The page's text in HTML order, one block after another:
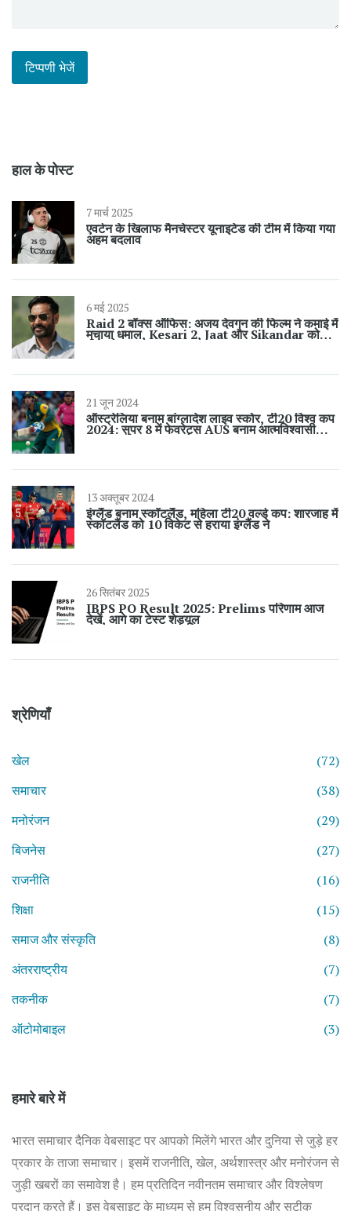
हाल के पोस्ट
7 मार्च 2025
एवर्टन के खिलाफ मैनचेस्टर यूनाइटेड की टीम में किया गया
अहम बदलाव
6 मई 2025
Raid 2 बॉक्स ऑफिस: अजय देवगन की फिल्म ने कमाई में
मचाया धमाल, Kesari 2, Jaat और Sikandar को
पीछे छोड़ा
21 जून 2024
ऑस्ट्रेलिया बनाम बांग्लादेश लाइव स्कोर, टी20 विश्व कप
2024: सुपर 8 में फेवरेट्स AUS बनाम आत्मविश्वासी
13 अक्तूबर 2024
इंग्लैंड बनाम स्कॉटलैंड, महिला टी20 वर्ल्ड कप: शारजाह में
स्कॉटलैंड को 10 विकेट से हराया इंग्लैंड ने
26 सितंबर 2025
IBPS PO Result 2025: Prelims परिणाम आज
देखें, आगे का टेस्ट शेड्यूल
श्रेणियाँ
खेल
(72)
समाचार
(38)
मनोरंजन
(29)
बिजनेस
(27)
राजनीति
(16)
शिक्षा
(15)
समाज और संस्कृति
(8)
अंतरराष्ट्रीय
(7)
तकनीक
(7)
ऑटोमोबाइल
(3)
हमारे बारे में
भारत समाचार दैनिक वेबसाइट पर आपको मिलेंगे भारत और दुनिया से जुड़े हर
प्रकार के ताजा समाचार। इसमें राजनीति, खेल, अर्थशास्त्र और मनोरंजन से
जुड़ी खबरों का समावेश है। हम प्रतिदिन नवीनतम समाचार और विश्लेषण
प्रदान करते हैं। इस वेबसाइट के माध्यम से हम विश्वसनीय और सटीक